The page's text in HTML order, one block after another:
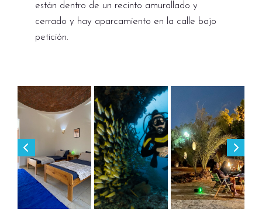
están dentro de un recinto amurallado y
cerrado y hay aparcamiento en la calle bajo
petición.